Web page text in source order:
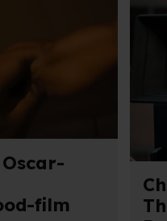
på vores hjemmeside.
kan blive delt med
vores
film